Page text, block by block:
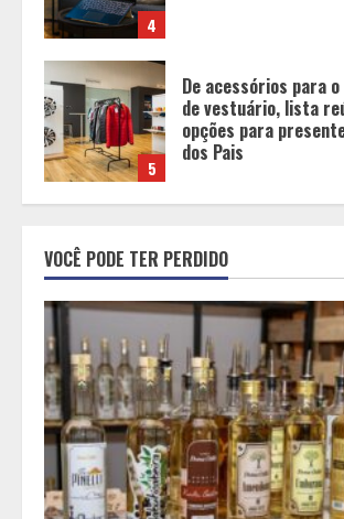
5
opções para
dos Pais
1
BH será a Capital da
2
Em ato pelo fim do
Cristo Redentor se
laranja
A ordem dos
VOCÊ PODE TER PERDIDO